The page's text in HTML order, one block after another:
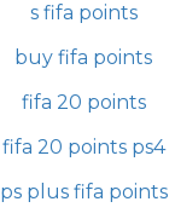
s fifa points
buy fifa points
fifa 20 points
fifa 20 points ps4
ps plus fifa points